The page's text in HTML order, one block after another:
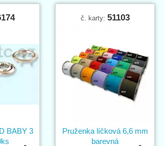
BABY 3
č. karty: 51103
Pruženka líčková 6,6 mm
barevná